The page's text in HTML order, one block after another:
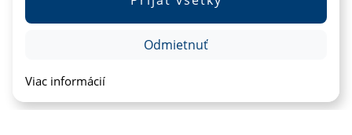
Odmietnuť
Viac informácií